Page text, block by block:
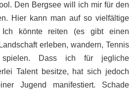
Den Bergsee will ich mir für den
Hier kann man auf so vielfältige
könnte reiten (es gibt einen
erleben, wandern, Tennis
Dass ich für jegliche
Talent besitze, hat sich jedoch
Jugend manifestiert. Schade